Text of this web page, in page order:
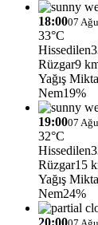
18:0007
33°C
Hissedilen
Rüzgar9
Yağış
Nem19%
19:0007
32°C
Hissedilen
Rüzgar15
Yağış
Nem24%
20:00